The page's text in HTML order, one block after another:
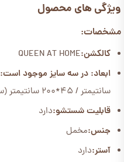
ویژگی های محصول
مشخصات:
کالکشن:QUEEN AT HOME
ابعاد: در سه سایز موجود است:
سانتیمتر / 45*200 سانتیمتر (سایز مورد نظر را انتخاب کنید)
قابلیت شستشو:دارد
جنس:مخمل
آستر:دارد